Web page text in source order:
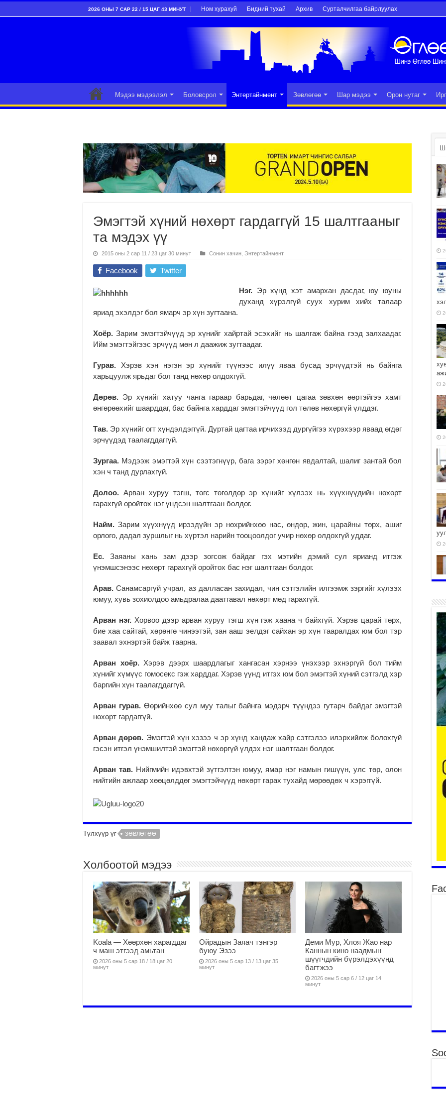
2026 ОНЫ 7 САР 22 / 15 ЦАГ 43 МИНУТ Ном хурахуй Бидний тухай Архив Сурталчилгаа байрлуулах
Мэдээ мэдээлэл Боловсрол Энтертайнмент Зөвлөгөө Шар мэдээ Орон нутаг
Эмэгтэй хүний нөхөрт гардаггүй 15 шалтгааныг
та мэдэх үү
2015 оны 2 сар 11 / 23 цаг 30 минут Сонин хачин Энтертайнмент
Facebook Twitter
Нэг. Эр хүнд хэт амархан дасдаг, юу юуны
духанд хүрэлгүй суух хурим хийх талаар
яриад эхэлдэг бол ямарч эр хүн зугтаана.
Хоёр. Зарим эмэгтэйчүүд эр хүнийг хайртай эсэхийг нь шалгаж байна гээд залхаадаг.
Ийм эмэгтэйгээс эрчүүд мөн л даажиж зугтаадаг.
Гурав. Хэрэв хэн нэгэн эр хүнийг түүнээс илүү яваа бусад эрчүүдтэй нь байнга
харьцуулж ярьдаг бол танд нөхөр олдохгүй.
Дөрөв. Эр хүнийг хатуу чанга гараар барьдаг, чөлөөт цагаа зөвхөн өөртэйгээ хамт
өнгөрөөхийг шаарддаг, бас байнга харддаг эмэгтэйчүүд гол төлөв нөхөргүй үлддэг.
Тав. Эр хүнийг огт хүндэлдэггүй. Дуртай цагтаа ирчихээд дургүйгээ хүрэхээр яваад өгдөг
эрчүүдэд таалагддаггүй.
Зургаа. Мэдээж эмэгтэй хүн сээтэгнүүр, бага зэрэг хөнгөн явдалтай, шалиг зантай бол
хэн ч танд дурлахгүй.
Долоо. Арван хуруу тэгш, төгс төгөлдөр эр хүнийг хүлээх нь хүүхнүүдийн нөхөрт
гарахгүй оройтох нэг үндсэн шалтгаан болдог.
Найм. Зарим хүүхнүүд ирээдүйн эр нөхрийнхөө нас, өндөр, жин, царайны төрх, ашиг
орлого, дадал зуршлыг нь хүртэл нарийн тооцоолдог учир нөхөр олдохгүй уддаг.
Ес. Заяаны хань зам дээр зогсож байдаг гэх мэтийн дэмий сул ярианд итгэж
үнэмшсэнээс нөхөрт гарахгүй оройтох бас нэг шалтгаан болдог.
Арав. Санамсаргүй учрал, аз далласан захидал, чин сэтгэлийн илгээмж зэргийг хүлээх
юмуу, хувь зохиолдоо амьдралаа даатгавал нөхөрт мөд гарахгүй.
Арван нэг.Хорвоо дээр арван хуруу тэгш хүн гэж хаана ч байхгүй. Хэрэв царай төрх,
бие хаа сайтай, хөрөнгө чинээтэй, зан ааш эелдэг сайхан эр хүн тааралдах юм бол тэр
заавал эхнэртэй байж таарна.
Арван хоёр. Хэрэв дээрх шаардлагыг хангасан хэрнээ үнэхээр эхнэргүй бол тийм
хүнийг хүмүүс гомосекс гэж харддаг. Хэрэв үүнд итгэх юм бол эмэгтэй хүний сэтгэлд хэр
баргийн хүн таалагддаггүй.
Арван гурав. Өөрийнхөө сул муу талыг байнга мэдэрч түүндээ гутарч байдаг эмэгтэй
нөхөрт гардаггүй.
Арван дөрөв. Эмэгтэй хүн хэзээ ч эр хүнд хандаж хайр сэтгэлээ илэрхийлж болохгүй
гэсэн итгэл үнэмшилтэй эмэгтэй нөхөргүй үлдэх нэг шалтгаан болдог.
Арван тав. Нийгмийн идэвхтэй зүтгэлтэн юмуу, ямар нэг намын гишүүн, улс төр, олон
нийтийн ажлаар хөөцөлддөг эмэгтэйчүүд нөхөрт гарах тухайд мөрөөдөх ч хэрэггүй.
Түлхүүр үг ЗӨВЛӨГӨӨ
Холбоотой мэдээ
Koala — Хөөрхөн харагддаг
ч маш этгээд амьтан
2026 оны 5 сар 18 / 18 цаг 20
минут
Ойрадын Заяач тэнгэр
буюу Эзээ
2026 оны 5 сар 13 / 13 цаг 35
минут
Деми Мур, Хлоя Жао нар
Каннын кино наадмын
шүүгчдийн бүрэлдэхүүнд
багтжээ
2026 оны 5 сар 6 / 12 цаг 14
минут